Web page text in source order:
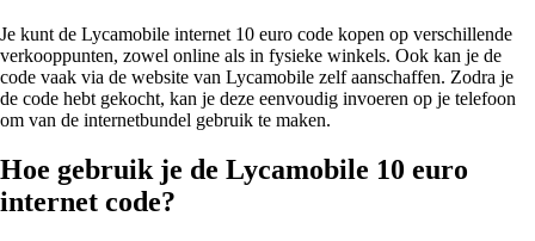
Je kunt de Lycamobile internet 10 euro code kopen op verschillende
verkooppunten, zowel online als in fysieke winkels. Ook kan je de
code vaak via de website van Lycamobile zelf aanschaffen. Zodra je
de code hebt gekocht, kan je deze eenvoudig invoeren op je telefoon
om van de internetbundel gebruik te maken.
Hoe gebruik je de Lycamobile 10 euro
internet code?